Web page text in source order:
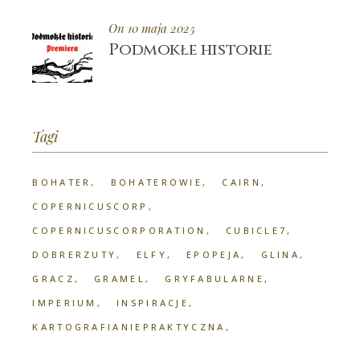
On 10 maja 2025
Podmokłe historie
Tagi
BOHATER BOHATEROWIE
CAIRN
COPERNICUSCORP
COPERNICUSCORPORATION
CUBICLE7
DOBRERZUTY
ELFY EPOPEJA
GLINA
GRACZ
GRAMEL
GRYFABULARNE
IMPERIUM
INSPIRACJE
KARTOGRAFIANIEPRAKTYCZNA